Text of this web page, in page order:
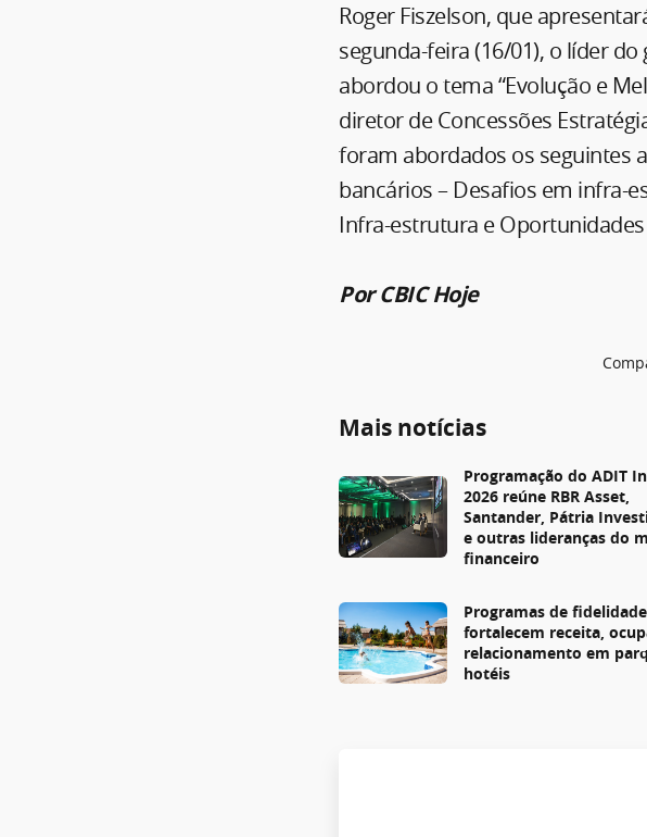
Roger Fiszelson, que
segunda-feira (16/01), o líder
abordou o tema “Evolução e
diretor de Concessões
foram abordados os seguintes
bancários – Desafios em infra-
Infra-estrutura e
Por CBIC Hoje
Mais notícias
Programação do ADIT
2026 reúne RBR Asset,
Santander, Pátria
e outras lideranças do
financeiro
Programas de fidelidade
fortalecem receita,
relacionamento em
hotéis